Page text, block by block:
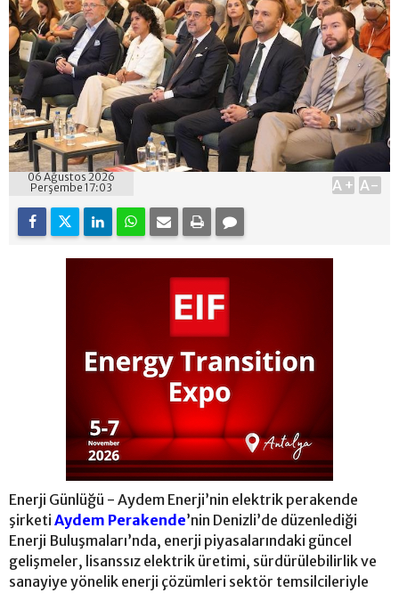
06 Ağustos 2026
Perşembe 17:03
A+ A-
Enerji Günlüğü - Aydem Enerji’nin elektrik perakende
şirketi Aydem Perakende’nin Denizli’de düzenlediği
Enerji Buluşmaları’nda, enerji piyasalarındaki güncel
gelişmeler, lisanssız elektrik üretimi, sürdürülebilirlik ve
sanayiye yönelik enerji çözümleri sektör temsilcileriyle